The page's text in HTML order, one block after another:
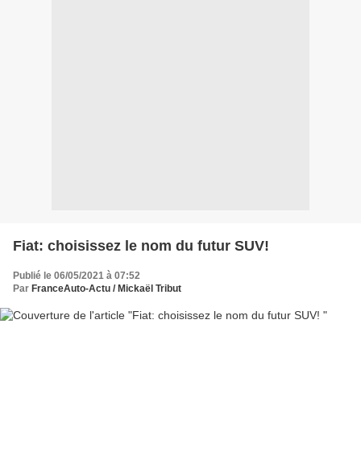
Fiat: choisissez le nom du futur SUV!
Publié le 06/05/2021 à 07:52
Par FranceAuto-Actu / Mickaël Tribut